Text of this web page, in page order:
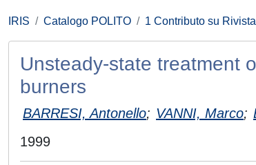
IRIS Catalogo POLITO 1 Contributo su Rivista
Unsteady-state treatment
burners
BARRESI, Antonello; VANNI, Marco;
1999